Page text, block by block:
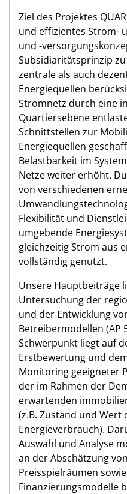
Ziel des Projektes
und effizientes Strom-
und -
Subsidiaritätsprinzip
zentrale als auch
Energiequellen
Stromnetz durch eine
Quartiersebene
Schnittstellen zur
Energiequellen
Belastbarkeit im
Netze weiter erhöht.
von verschiedenen
Flexibilität und
umgebende
gleichzeitig Strom aus
vollständig genutzt.
Unsere Hauptbeiträge
Untersuchung der
und der Entwicklung
Betreibermodellen (AP
Schwerpunkt liegt auf
Erstbewertung und
Monitoring geeigneter
der im Rahmen der
erwartenden
(z.B. Zustand und Wert
Energieverbrauch).
Auswahl und Analyse
an der Abschätzung
Preisspielräumen
Finanzierungsmodelle